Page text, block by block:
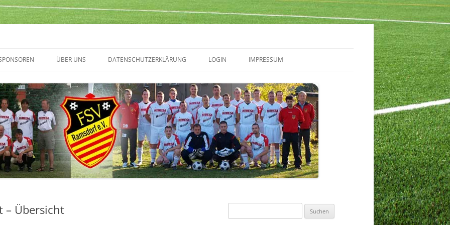
ÜBER UNS DATENSCHUTZERKLÄRUNG LOGIN IMPRESSUM
– Übersicht
nach: